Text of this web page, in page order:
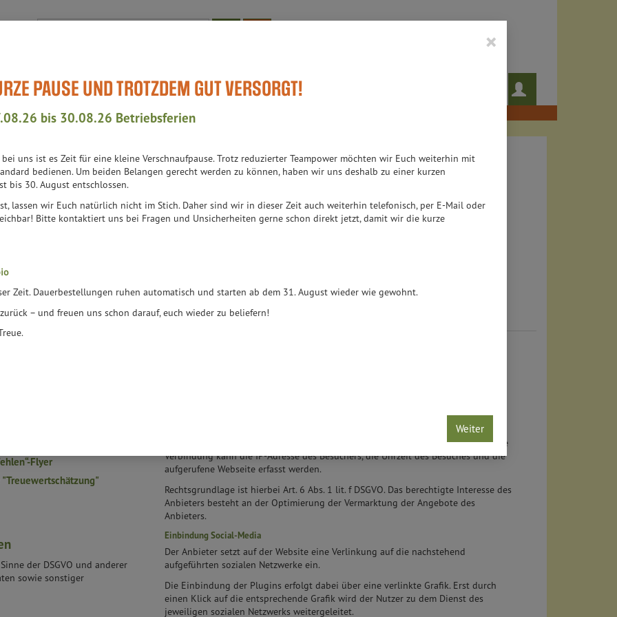
Produkt
Bioläden WissensWert Aktuell-Events Teil des Teams Auch das noch!
×
PAUSE UND TROTZDEM GUT VERSORGT!
bis 30.08.26 Betriebsferien
uns ist es Zeit für eine kleine Verschnaufpause. Trotz reduzierter Teampower möchten wir Euch weiterhin mit
bedienen. Um beiden Belangen gerecht werden zu können, haben wir uns deshalb zu einer kurzen
bis 30. August entschlossen.
lassen wir Euch natürlich nicht im Stich. Daher sind wir in dieser Zeit auch weiterhin telefonisch, per E-Mail oder
Bitte kontaktiert uns bei Fragen und Unsicherheiten gerne schon direkt jetzt, damit wir die kurze
Zeit. Dauerbestellungen ruhen automatisch und starten ab dem 31. August wieder wie gewohnt.
– und freuen uns schon darauf, euch wieder zu beliefern!
Weiter
Flyer
der DSGVO und anderer
sowie sonstiger
Mit Aufruf der Webseite wird eine Verbindung zum Server der Corpex Internet
GmbH (Unterauftragsnehmer) aufgebaut, um dem Besucher die entsprechenden
Produkte, deren Bilder und Artikelbeschreibungen anzeigen zu können. Durch die
Verbindung kann die IP-Adresse des Besuchers, die Uhrzeit des Besuches und die
aufgerufene Webseite erfasst werden.
Rechtsgrundlage ist hierbei Art. 6 Abs. 1 lit. f DSGVO. Das berechtigte Interesse des
Anbieters besteht an der Optimierung der Vermarktung der Angebote des
Anbieters.
Einbindung Social-Media
Der Anbieter setzt auf der Website eine Verlinkung auf die nachstehend
aufgeführten sozialen Netzwerke ein.
Die Einbindung der Plugins erfolgt dabei über eine verlinkte Grafik. Erst durch
einen Klick auf die entsprechende Grafik wird der Nutzer zu dem Dienst des
jeweiligen sozialen Netzwerks weitergeleitet.